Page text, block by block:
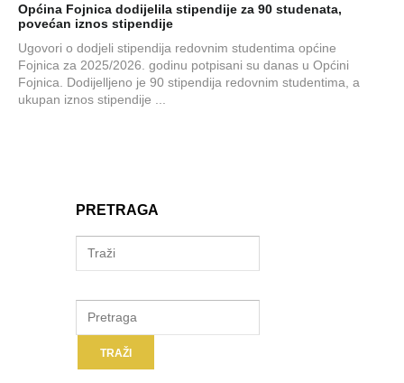
Općina Fojnica dodijelila stipendije za 90 studenata,
povećan iznos stipendije
Ugovori o dodjeli stipendija redovnim studentima općine
Fojnica za 2025/2026. godinu potpisani su danas u Općini
Fojnica. Dodijelljeno je 90 stipendija redovnim studentima, a
ukupan iznos stipendije ...
PRETRAGA